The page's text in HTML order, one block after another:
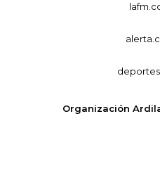
Organización